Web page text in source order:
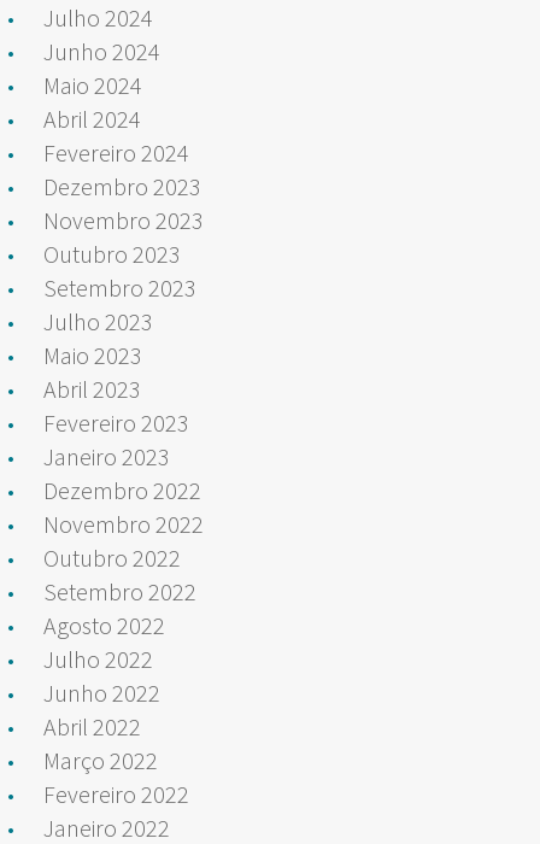
Julho 2024
Junho 2024
Maio 2024
Abril 2024
Fevereiro 2024
Dezembro 2023
Novembro 2023
Outubro 2023
Setembro 2023
Julho 2023
Maio 2023
Abril 2023
Fevereiro 2023
Janeiro 2023
Dezembro 2022
Novembro 2022
Outubro 2022
Setembro 2022
Agosto 2022
Julho 2022
Junho 2022
Abril 2022
Março 2022
Fevereiro 2022
Janeiro 2022